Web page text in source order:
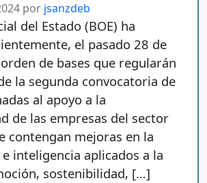
por jsanzdeb
del Estado (BOE) ha
el pasado 28 de
de bases que regularán
la segunda convocatoria de
al apoyo a la
de las empresas del sector
contengan mejoras en la
inteligencia aplicados a la
sostenibilidad, […]